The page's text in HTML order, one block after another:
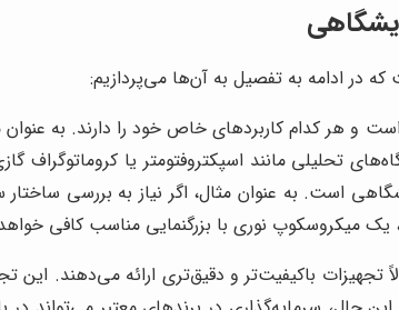
در ادامه به تفصیل به آن‌ها می‌پردازیم:
است و هر کدام کاربردهای خاص خود را دارند. به
است. به عنوان مثال، اگر نیاز به بررسی
میکروسکوپ نوری با بزرگنمایی مناسب کافی
تجهیزات باکیفیت‌تر و دقیق‌تری ارائه می‌دهند. این